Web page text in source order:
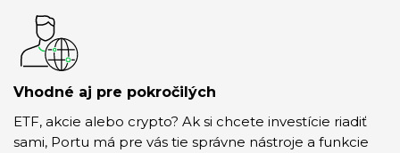
Vhodné aj pre pokročilých
ETF, akcie alebo crypto? Ak si chcete investície riadiť
sami, Portu má pre vás tie správne nástroje a funkcie